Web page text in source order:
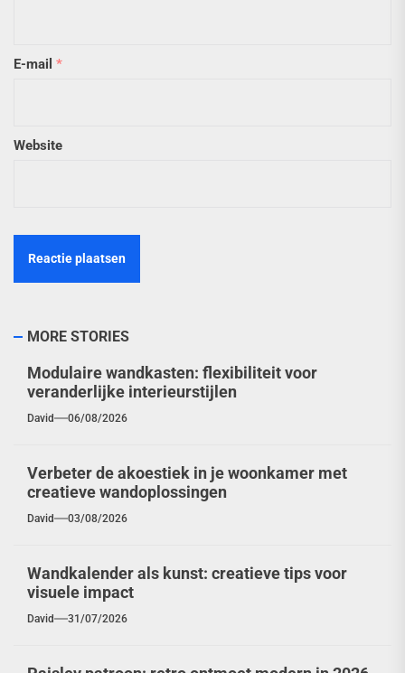
E-mail *
Website
MORE STORIES
Modulaire wandkasten: flexibiliteit voor
veranderlijke interieurstijlen
David 06/08/2026
Verbeter de akoestiek in je woonkamer met
creatieve wandoplossingen
David 03/08/2026
Wandkalender als kunst: creatieve tips voor
visuele impact
David 31/07/2026